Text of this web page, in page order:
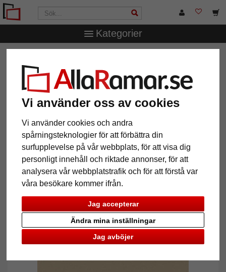
Vi använder oss av cookies
Vi använder cookies och andra
spårningsteknologier för att förbättra din
surfupplevelse på vår webbplats, för att visa dig
personligt innehåll och riktade annonser, för att
analysera vår webbplatstrafik och för att förstå var
våra besökare kommer ifrån.
Jag accepterar
Jag avböjer
Ändra mina inställningar
Kategorier
passepartout efter mått
1,4 mm "Artique" passepartout
efter mått
Pictures